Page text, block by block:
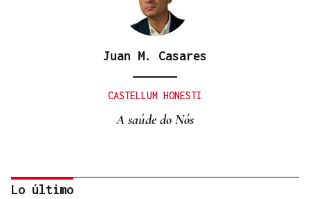
Juan M. Casares
CASTELLUM HONESTI
A saúde do Nós
Lo último